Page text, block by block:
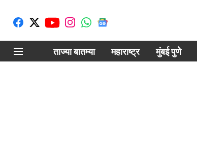
ताज्या बातम्या महाराष्ट्र मुंबई पुणे